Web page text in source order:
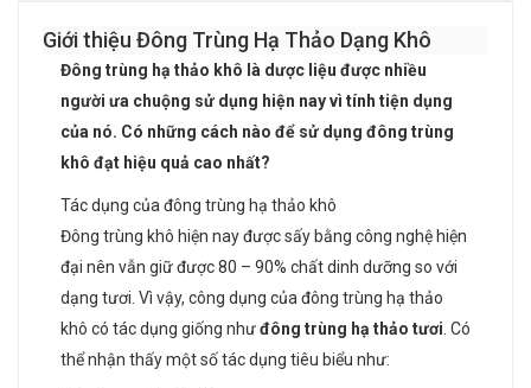
Giới thiệu Đông Trùng Hạ Thảo Dạng Khô
Đông trùng hạ thảo khô là dược liệu được nhiều
người ưa chuộng sử dụng hiện nay vì tính tiện dụng
của nó. Có những cách nào để sử dụng đông trùng
khô đạt hiệu quả cao nhất?
Tác dụng của đông trùng hạ thảo khô
Đông trùng khô hiện nay được sấy bằng công nghệ hiện
đại nên vẫn giữ được 80 – 90% chất dinh dưỡng so với
dạng tươi. Vì vậy, công dụng của đông trùng hạ thảo
khô có tác dụng giống nhưđông trùng hạ thảo tươi . Có
thể nhận thấy một số tác dụng tiêu biểu như: